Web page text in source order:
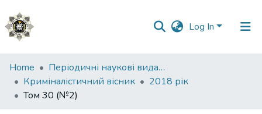
Log In
Communities
&
Collections
Home
Періодичні наукові видання НАВС
Криміналістичний вісник
2018 рік
Том 30 (№2)